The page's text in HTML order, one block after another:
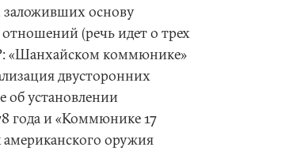
заложивших основу
(речь идет о трех
«Шанхайском коммюнике»
двусторонних
установлении
года и «Коммюнике 17
американского оружия